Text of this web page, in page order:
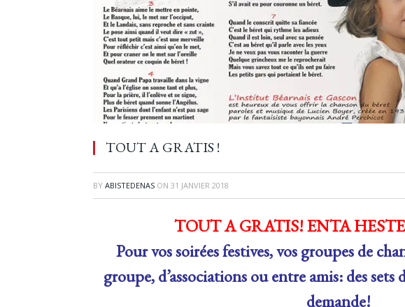
TOUT A GRATIS !
BY ABISTEDENAS ON 31 JANVIER 2018
TOUT A GRATIS! ENTA
Pour vos soirées festives, vos groupes de
groupe, d’associations ou entre amis:des sets
demande!